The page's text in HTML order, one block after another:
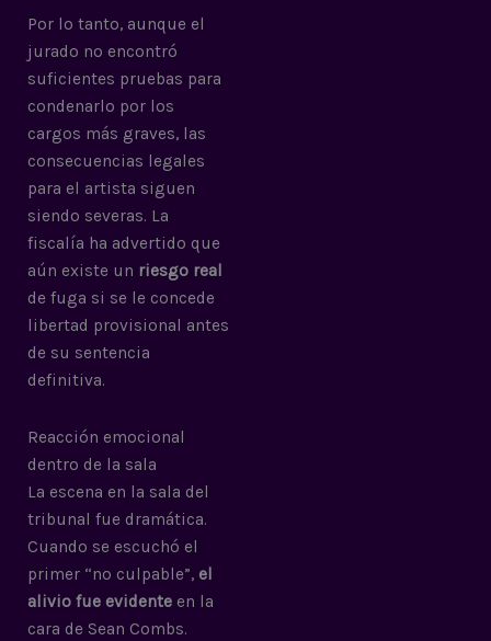
Por lo tanto, aunque el
jurado no encontró
suficientes pruebas para
condenarlo por los
cargos más graves, las
consecuencias legales
para el artista siguen
siendo severas. La
fiscalía ha advertido que
aún existe un riesgo real
de fuga si se le concede
libertad provisional antes
de su sentencia
definitiva.
Reacción emocional
dentro de la sala
La escena en la sala del
tribunal fue dramática.
Cuando se escuchó el
primer “no culpable”, el
alivio fue evidente en la
cara de Sean Combs.